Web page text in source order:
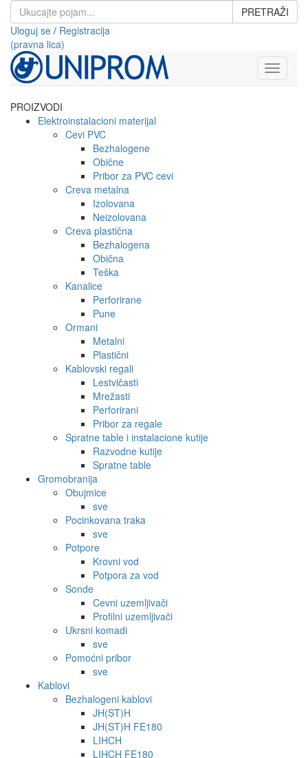
PRETRAŽI
Uloguj se / Registracija
(pravna lica)
Toggle
PROIZVODI
Elektroinstalacioni materijal
Cevi PVC
Bezhalogene
Obične
Pribor za PVC cevi
Creva metalna
Izolovana
Neizolovana
Creva plastična
Bezhalogena
Obična
Teška
Kanalice
Perforirane
Pune
Ormani
Metalni
Plastični
Kablovski regali
Lestvičasti
Mrežasti
Perforirani
Pribor za regale
Spratne table i instalacione kutije
Razvodne kutije
Spratne table
Gromobranija
Obujmice
sve
Pocinkovana traka
sve
Potpore
Krovni vod
Potpora za vod
Sonde
Cevni uzemljivači
Profilni uzemljivači
Ukrsni komadi
sve
Pomoćni pribor
sve
Kablovi
Bezhalogeni kablovi
JH(ST)H
JH(ST)H FE180
LIHCH
LIHCH FE180